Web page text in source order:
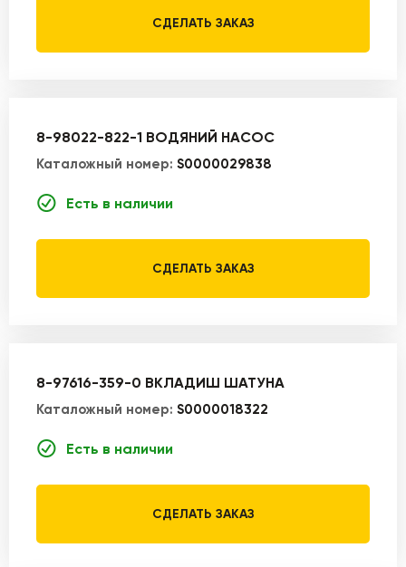
СДЕЛАТЬ ЗАКАЗ
8-98022-822-1 ВОДЯНИЙ НАСОС
Каталожный номер: S0000029838
Есть в наличии
СДЕЛАТЬ ЗАКАЗ
8-97616-359-0 ВКЛАДИШ ШАТУНА
Каталожный номер: S0000018322
Есть в наличии
СДЕЛАТЬ ЗАКАЗ